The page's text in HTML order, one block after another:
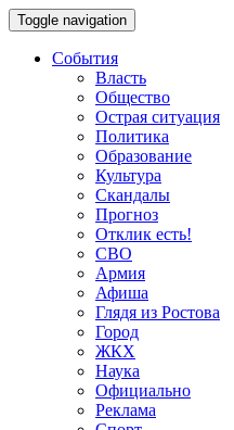
Toggle navigation
События
Власть
Общество
Острая ситуация
Политика
Образование
Культура
Скандалы
Прогноз
Отклик есть!
СВО
Армия
Афиша
Глядя из Ростова
Город
ЖКХ
Наука
Официально
Реклама